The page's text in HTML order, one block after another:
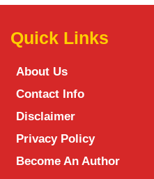
Quick Links
About Us
Contact Info
Disclaimer
Privacy Policy
Become An Author